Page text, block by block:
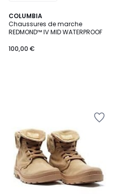
COLUMBIA
Chaussures de marche
REDMOND™ IV MID WATERPROOF
100,00 €